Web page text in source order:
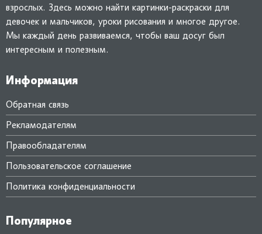
взрослых. Здесь можно найти картинки-раскраски для
девочек и мальчиков, уроки рисования и многое другое.
Мы каждый день развиваемся, чтобы ваш досуг был
интересным и полезным.
Информация
Обратная связь
Рекламодателям
Правообладателям
Пользовательское соглашение
Политика конфиденциальности
Популярное